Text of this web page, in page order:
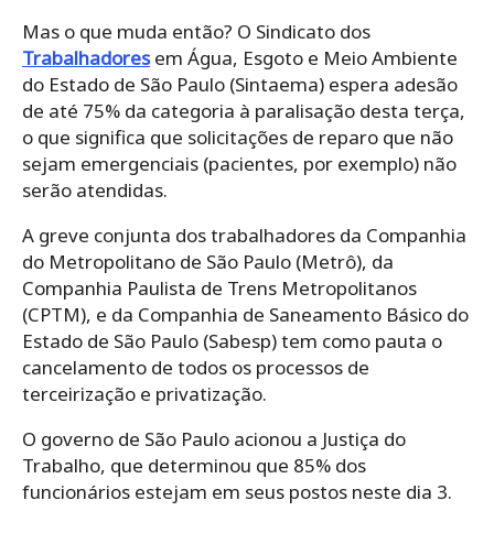
Mas o que muda então? O Sindicato dos
Trabalhadoresem Água, Esgoto e Meio Ambiente
do Estado de São Paulo (Sintaema) espera adesão
de até 75% da categoria à paralisação desta terça,
o que significa que solicitações de reparo que não
sejam emergenciais (pacientes, por exemplo) não
serão atendidas.
A greve conjunta dos trabalhadores da Companhia
do Metropolitano de São Paulo (Metrô), da
Companhia Paulista de Trens Metropolitanos
(CPTM), e da Companhia de Saneamento Básico do
Estado de São Paulo (Sabesp) tem como pauta o
cancelamento de todos os processos de
terceirização e privatização.
O governo de São Paulo acionou a Justiça do
Trabalho, que determinou que 85% dos
funcionários estejam em seus postos neste dia 3.